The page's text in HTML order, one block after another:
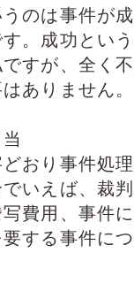
のは事件が
。成功とい
すが、全く
ありません。
おり事件処
いえば、裁
費用、事件
する事件に